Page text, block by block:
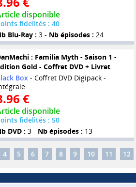
disponible
fidelités : 40
Blu-Ray : 3 - Nb épisodes : 24
: Familia Myth - Saison 1 -
Gold - Coffret DVD + Livret
Box- Coffret DVD Digipack -
€
disponible
fidelités : 50
DVD : 3 - Nb épisodes : 13
4 5 6 7 8 9 10 11 12